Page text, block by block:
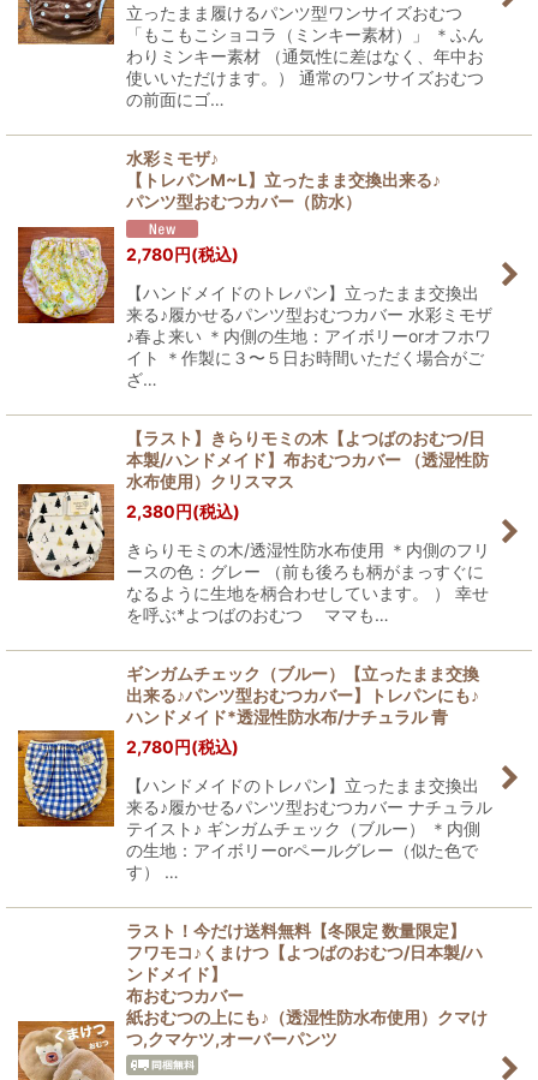
立ったまま履けるパンツ型ワンサイズおむつ
「もこもこショコラ（ミンキー素材）」 ＊ふん
わりミンキー素材 （通気性に差はなく、年中お
使いいただけます。） 通常のワンサイズおむつ
の前面にゴ…
水彩ミモザ♪
【トレパンM~L】立ったまま交換出来る♪
パンツ型おむつカバー（防水）
2,780円(税込)
【ハンドメイドのトレパン】立ったまま交換出
来る♪履かせるパンツ型おむつカバー 水彩ミモザ
♪春よ来い ＊内側の生地：アイボリーorオフホワ
イト ＊作製に３〜５日お時間いただく場合がご
ざ…
【ラスト】きらりモミの木【よつばのおむつ/日
本製/ハンドメイド】布おむつカバー （透湿性防
水布使用）クリスマス
2,380円(税込)
きらりモミの木/透湿性防水布使用 ＊内側のフリ
ースの色：グレー （前も後ろも柄がまっすぐに
なるように生地を柄合わせしています。 ） 幸せ
を呼ぶ*よつばのおむつ ママも…
ギンガムチェック（ブルー）【立ったまま交換
出来る♪パンツ型おむつカバー】トレパンにも♪
ハンドメイド*透湿性防水布/ナチュラル 青
2,780円(税込)
【ハンドメイドのトレパン】立ったまま交換出
来る♪履かせるパンツ型おむつカバー ナチュラル
テイスト♪ ギンガムチェック（ブルー） ＊内側
の生地：アイボリーorペールグレー（似た色で
す） …
ラスト！今だけ送料無料【冬限定 数量限定】
フワモコ♪くまけつ【よつばのおむつ/日本製/ハ
ンドメイド】
布おむつカバー
紙おむつの上にも♪（透湿性防水布使用）クマけ
つ,クマケツ,オーバーパンツ